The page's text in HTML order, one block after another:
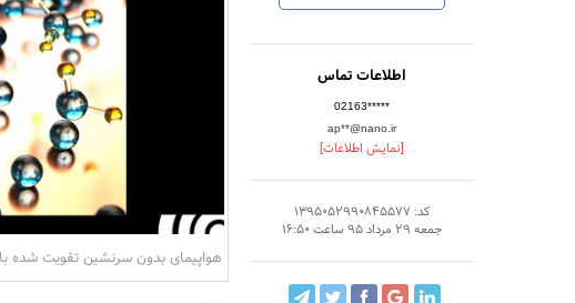
اطلاعات تماس
02163*****
ap**@nano.ir
[نمایش اطلاعات]
کد: 1395052990845577
جمعه 29 مرداد 95 ساعت 16:50
هواپیمای بدون سرنشین تقویت شده